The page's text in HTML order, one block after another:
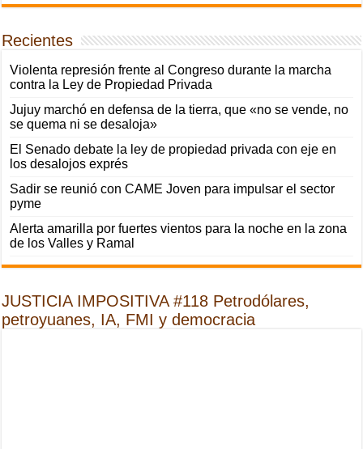
Recientes
Violenta represión frente al Congreso durante la marcha
contra la Ley de Propiedad Privada
Jujuy marchó en defensa de la tierra, que «no se vende, no
se quema ni se desaloja»
El Senado debate la ley de propiedad privada con eje en
los desalojos exprés
Sadir se reunió con CAME Joven para impulsar el sector
pyme
Alerta amarilla por fuertes vientos para la noche en la zona
de los Valles y Ramal
JUSTICIA IMPOSITIVA #118 Petrodólares,
petroyuanes, IA, FMI y democracia